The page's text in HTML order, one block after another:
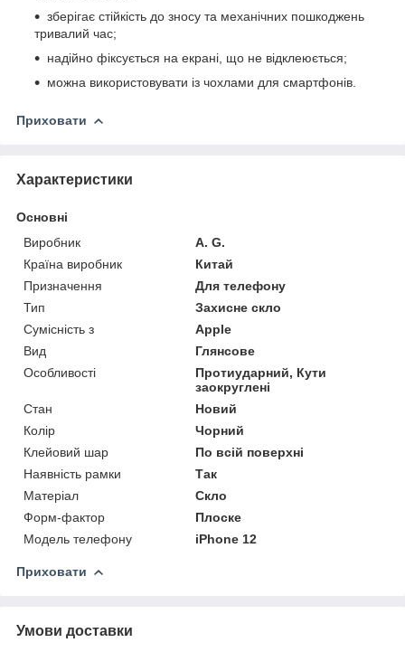
зберігає стійкість до зносу та механічних пошкоджень
тривалий час;
надійно фіксується на екрані, що не відклеюється;
можна використовувати із чохлами для смартфонів.
Приховати
Характеристики
Основні
Виробник
A. G.
Країна виробник
Китай
Призначення
Для телефону
Тип
Захисне скло
Сумісність з
Apple
Вид
Глянсове
Особливості
Протиударний, Кути
заокруглені
Стан
Новий
Колір
Чорний
Клейовий шар
По всій поверхні
Наявність рамки
Так
Матеріал
Скло
Форм-фактор
Плоске
Модель телефону
iPhone 12
Приховати
Умови доставки